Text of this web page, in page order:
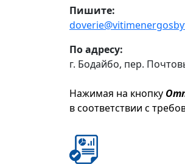
Пишите:
По адресу:
г. Бодайбо, пер.
Нажимая на кнопку
в соответствии с